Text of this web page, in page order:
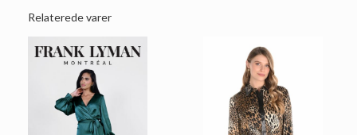
Relaterede varer